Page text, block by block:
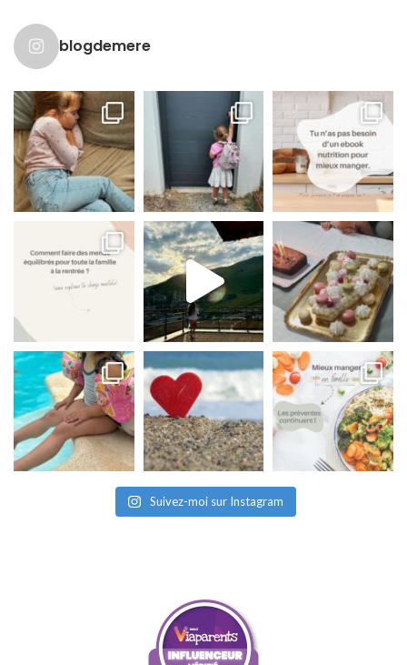
blogdemere
Suivez-moi sur Instagram